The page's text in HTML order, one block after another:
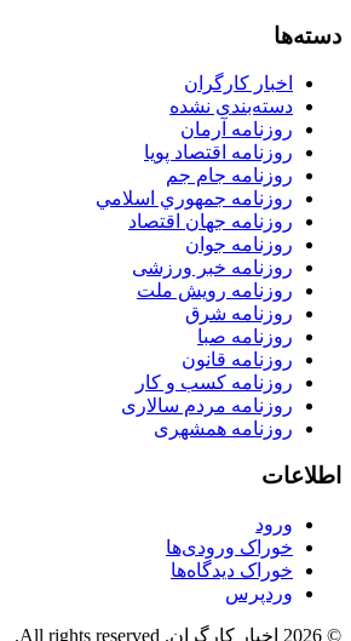
دسته‌ها
اخبار کارگران
دسته‌بندی نشده
روزنامه آرمان
روزنامه اقتصاد پویا
روزنامه جام جم
روزنامه جمهوري اسلامي
روزنامه جهان اقتصاد
روزنامه جوان
روزنامه خبر ورزشى
روزنامه رویش ملت
روزنامه شرق
روزنامه صبا
روزنامه قانون
روزنامه كسب و كار
روزنامه مردم سالاری
روزنامه همشهری
اطلاعات
ورود
خوراک ورودی‌ها
خوراک دیدگاه‌ها
وردپرس
© 2026 اخبار کارگران. All rights reserved.